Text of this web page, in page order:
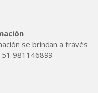
se brindan a través
981146899